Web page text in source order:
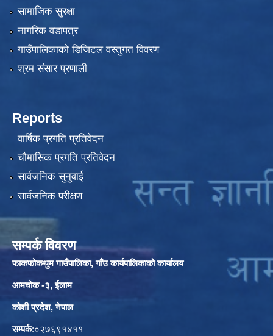
सामाजिक सुरक्षा
नागरिक वडापत्र
गाउँपालिकाको डिजिटल वस्तुगत विवरण
श्रम संसार प्रणाली
Reports
वार्षिक प्रगति प्रतिवेदन
चौमासिक प्रगति प्रतिवेदन
सार्वजनिक सुनुवाई
सार्वजनिक परीक्षण
सम्पर्क विवरण
फाकफोकथुम गाउँपालिका, गाँउ कार्यपालिकाको कार्यालय
आमचोक -३, ईलाम
कोशी प्रदेश, नेपाल
सम्पर्क:०२७६९१४११